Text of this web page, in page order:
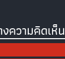
ความคิดเห็น